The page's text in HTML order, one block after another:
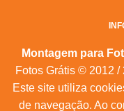
Montagem para
Fotos Grátis © 2012 /
Este site utiliza
de navegação. Ao